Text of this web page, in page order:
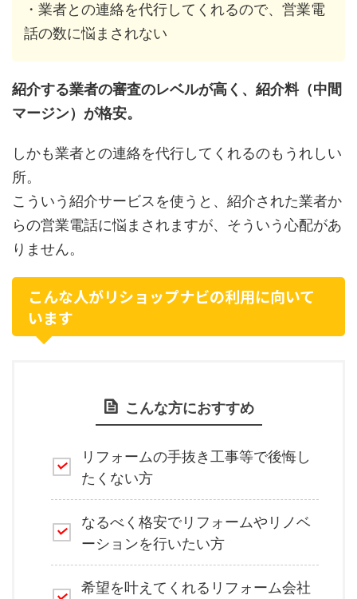
・業者との連絡を代行してくれるので、営業電
話の数に悩まされない
紹介する業者の審査のレベルが高く、紹介料（中間
マージン）が格安。
しかも業者との連絡を代行してくれるのもうれしい
所。
こういう紹介サービスを使うと、紹介された業者か
らの営業電話に悩まされますが、そういう心配があ
りません。
こんな人がリショップナビの利用に向いて
います
こんな方におすすめ
リフォームの手抜き工事等で後悔し
たくない方
なるべく格安でリフォームやリノベ
ーションを行いたい方
希望を叶えてくれるリフォーム会社